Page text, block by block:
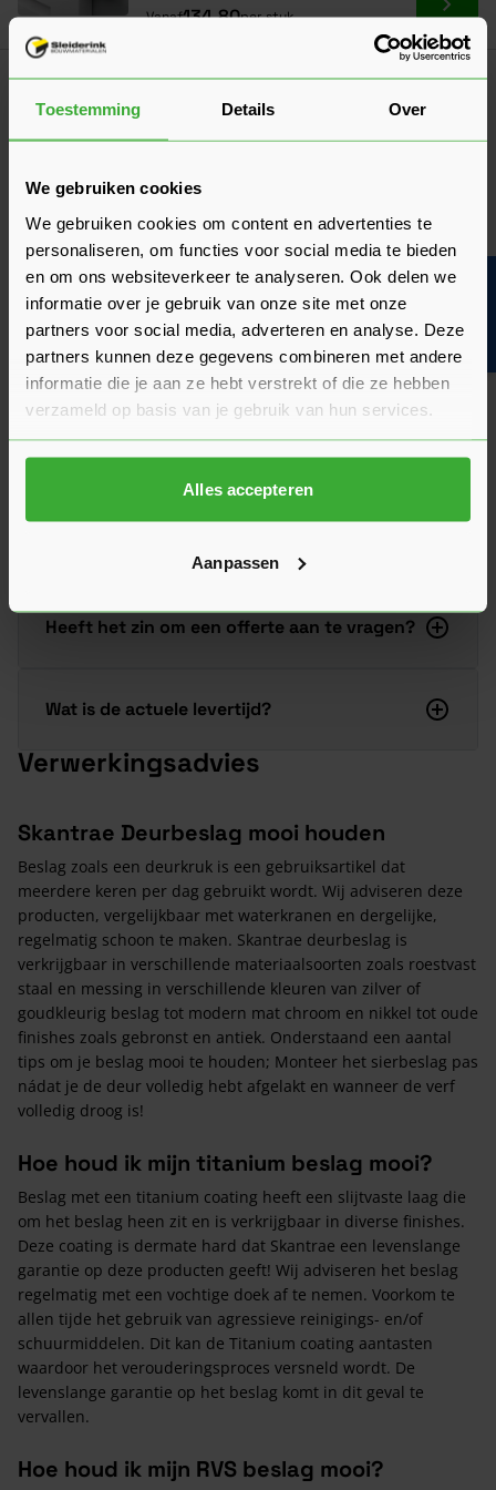
Toestemming Details Over
We gebruiken cookies
We gebruiken cookies om content en advertenties te
personaliseren, om functies voor social media te bieden
en om ons websiteverkeer te analyseren. Ook delen we
informatie over je gebruik van onze site met onze
partners voor social media, adverteren en analyse. Deze
partners kunnen deze gegevens combineren met andere
informatie die je aan ze hebt verstrekt of die ze hebben
verzameld op basis van je gebruik van hun services.
Alles accepteren
Aanpassen
Vanaf134,80per stuk Ga
Klantrecensies
Hier lees je de ervaringen van andere klanten met dit
Heb je zelf ervaring met dit product? Laat dan vooral een
review achter, zo help je anderen met jouw mening en
dragen we samen bij aan een nog beter aanbod.
Beoordeling schrijven
Veelgestelde vragen
Hier vind je antwoorden op de meest gestelde vragen over dit
product. We hebben de belangrijkste onderwerpen alvast
voor je op een rij gezet zodat je snel verder kunt.
Kun je het antwoord op jouw vraag niet vinden? Neem dan
gerust contact op met een van onze experts we helpen je
Stel je vraag
Heeft het zin om een offerte aan te vragen?
Wat is de actuele levertijd?
Verwerkingsadvies
Skantrae Deurbeslag mooi houden
Beslag zoals een deurkruk is een gebruiksartikel dat
meerdere keren per dag gebruikt wordt. Wij adviseren deze
producten, vergelijkbaar met waterkranen en dergelijke,
regelmatig schoon te maken. Skantrae deurbeslag is
verkrijgbaar in verschillende materiaalsoorten zoals roestvast
staal en messing in verschillende kleuren van zilver of
goudkleurig beslag tot modern mat chroom en nikkel tot oude
finishes zoals gebronst en antiek. Onderstaand een aantal
tips om je beslag mooi te houden; Monteer het sierbeslag pas
nádat je de deur volledig hebt afgelakt en wanneer de verf
volledig droog is!
Hoe houd ik mijn titanium beslag mooi?
Beslag met een titanium coating heeft een slijtvaste laag die
om het beslag heen zit en is verkrijgbaar in diverse finishes.
Deze coating is dermate hard dat Skantrae een levenslange
garantie op deze producten geeft! Wij adviseren het beslag
regelmatig met een vochtige doek af te nemen. Voorkom te
allen tijde het gebruik van agressieve reinigings- en/of
schuurmiddelen. Dit kan de Titanium coating aantasten
waardoor het verouderingsproces versneld wordt. De
levenslange garantie op het beslag komt in dit geval te
vervallen.
Hoe houd ik mijn RVS beslag mooi?